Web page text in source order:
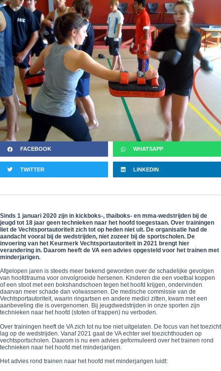
FACEBOOK WHATSAPP
TWITTER LINKEDIN
Sinds 1 januari 2020 zijn in kickboks-, thaiboks- en mma-wedstrijden bij de
jeugd tot 18 jaar geen technieken naar het hoofd toegestaan. Over trainingen
liet de Vechtsportautoriteit zich tot op heden niet uit. De organisatie had de
aandacht vooral bij de wedstrijden, niet zozeer bij de sportscholen. De
invoering van het Keurmerk Vechtsportautoriteit in 2021 brengt hier
verandering in. Daarom heeft de VA een advies opgesteld voor het trainen met
minderjarigen.
Afgelopen jaren is steeds meer bekend geworden over de schadelijke gevolgen
van hoofdtrauma voor onvolgroeide hersenen. Kinderen die een voetbal koppen
of een stoot met een bokshandschoen tegen het hoofd krijgen, ondervinden
daarvan meer schade dan volwassenen. De medische commissie van de
Vechtsportautoriteit, waarin ringartsen en andere medici zitten, kwam met een
aanbeveling die is overgenomen. Bij jeugdwedstrijden in onze sporten zijn
technieken naar het hoofd (stoten of trappen) nu verboden.
Over trainingen heeft de VA zich tot nu toe niet uitgelaten. De focus van het toezicht
lag op de wedstrijden. Vanaf 2021 gaat de VA echter wel toezichthouden op
vechtsportscholen. Daarom is nu een advies geformuleerd over het trainen rond
technieken naar het hoofd met minderjarigen.
Het advies rond trainen naar het hoofd met minderjarigen luidt: